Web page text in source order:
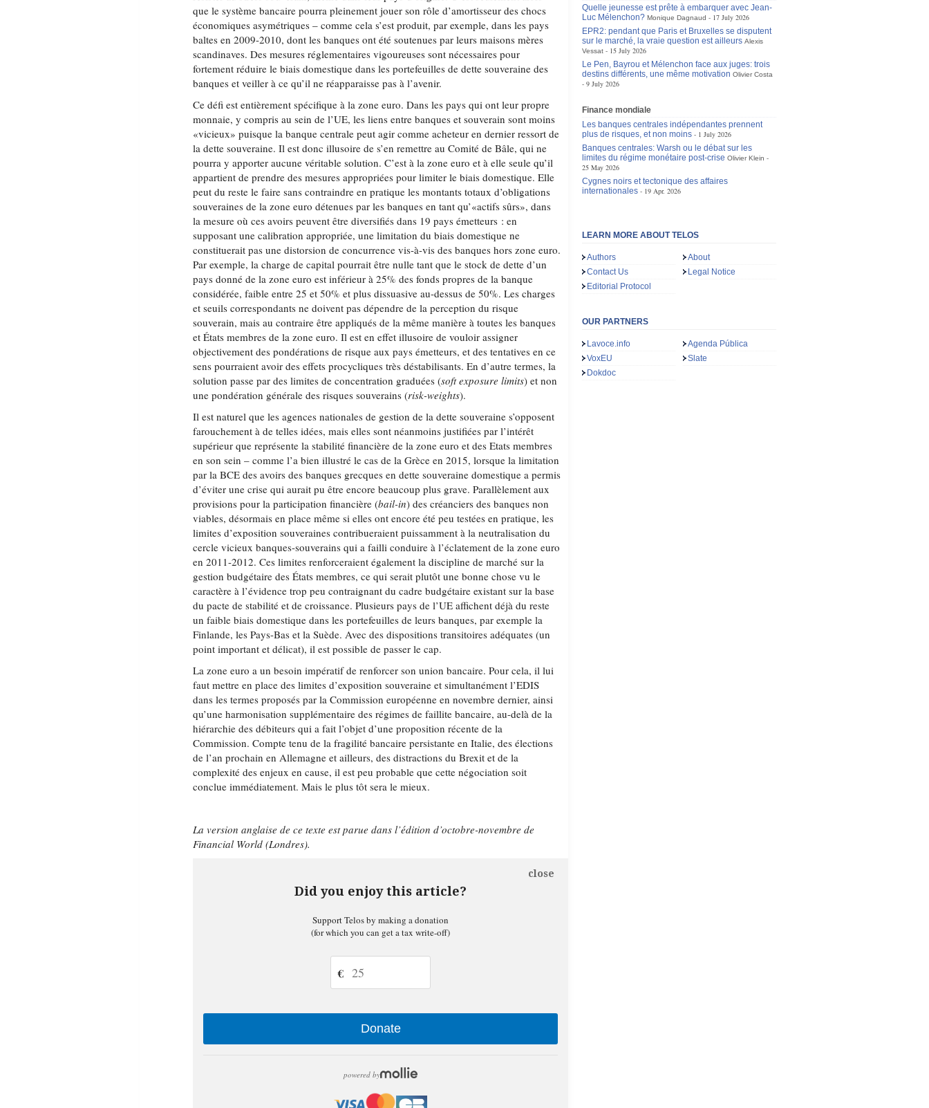
que le système bancaire pourra pleinement jouer son rôle d’amortisseur des chocs
économiques asymétriques – comme cela s’est produit, par exemple, dans les pays
baltes en 2009-2010, dont les banques ont été soutenues par leurs maisons mères
scandinaves. Des mesures réglementaires vigoureuses sont nécessaires pour
fortement réduire le biais domestique dans les portefeuilles de dette souveraine des
banques et veiller à ce qu’il ne réapparaisse pas à l’avenir.
Ce défi est entièrement spécifique à la zone euro. Dans les pays qui ont leur propre
monnaie, y compris au sein de l’UE, les liens entre banques et souverain sont moins
«vicieux» puisque la banque centrale peut agir comme acheteur en dernier ressort de
la dette souveraine. Il est donc illusoire de s’en remettre au Comité de Bâle, qui ne
pourra y apporter aucune véritable solution. C’est à la zone euro et à elle seule qu’il
appartient de prendre des mesures appropriées pour limiter le biais domestique. Elle
peut du reste le faire sans contraindre en pratique les montants totaux d’obligations
souveraines de la zone euro détenues par les banques en tant qu’«actifs sûrs», dans
la mesure où ces avoirs peuvent être diversifiés dans 19 pays émetteurs : en
supposant une calibration appropriée, une limitation du biais domestique ne
constituerait pas une distorsion de concurrence vis-à-vis des banques hors zone euro.
Par exemple, la charge de capital pourrait être nulle tant que le stock de dette d’un
pays donné de la zone euro est inférieur à 25% des fonds propres de la banque
considérée, faible entre 25 et 50% et plus dissuasive au-dessus de 50%. Les charges
et seuils correspondants ne doivent pas dépendre de la perception du risque
souverain, mais au contraire être appliqués de la même manière à toutes les banques
et États membres de la zone euro. Il est en effet illusoire de vouloir assigner
objectivement des pondérations de risque aux pays émetteurs, et des tentatives en ce
sens pourraient avoir des effets procycliques très déstabilisants. En d’autre termes, la
solution passe par des limites de concentration graduées (soft exposure limits) et non
une pondération générale des risques souverains (risk-weights).
Il est naturel que les agences nationales de gestion de la dette souveraine s’opposent
farouchement à de telles idées, mais elles sont néanmoins justifiées par l’intérêt
supérieur que représente la stabilité financière de la zone euro et des Etats membres
en son sein – comme l’a bien illustré le cas de la Grèce en 2015, lorsque la limitation
par la BCE des avoirs des banques grecques en dette souveraine domestique a permis
d’éviter une crise qui aurait pu être encore beaucoup plus grave. Parallèlement aux
provisions pour la participation financière (bail-in) des créanciers des banques non
viables, désormais en place même si elles ont encore été peu testées en pratique, les
limites d’exposition souveraines contribueraient puissamment à la neutralisation du
cercle vicieux banques-souverains qui a failli conduire à l’éclatement de la zone euro
en 2011-2012. Ces limites renforceraient également la discipline de marché sur la
gestion budgétaire des États membres, ce qui serait plutôt une bonne chose vu le
caractère à l’évidence trop peu contraignant du cadre budgétaire existant sur la base
du pacte de stabilité et de croissance. Plusieurs pays de l’UE affichent déjà du reste
un faible biais domestique dans les portefeuilles de leurs banques, par exemple la
Finlande, les Pays-Bas et la Suède. Avec des dispositions transitoires adéquates (un
point important et délicat), il est possible de passer le cap.
La zone euro a un besoin impératif de renforcer son union bancaire. Pour cela, il lui
faut mettre en place des limites d’exposition souveraine et simultanément l’EDIS
dans les termes proposés par la Commission européenne en novembre dernier, ainsi
qu’une harmonisation supplémentaire des régimes de faillite bancaire, au-delà de la
hiérarchie des débiteurs qui a fait l’objet d’une proposition récente de la
Commission. Compte tenu de la fragilité bancaire persistante en Italie, des élections
de l’an prochain en Allemagne et ailleurs, des distractions du Brexit et de la
complexité des enjeux en cause, il est peu probable que cette négociation soit
conclue immédiatement. Mais le plus tôt sera le mieux.
La version anglaise de ce texte est parue dansl’édition d’octobre-novembre de
Financial World (Londres).
Did you enjoy this article?
close
Support Telos by making a donation
(for which you can get a tax write-off)
€
Donate
powered by
Quelle jeunesse est prête à embarquer avec Jean-
Luc Mélenchon? Monique Dagnaud
17 July 2026
EPR2: pendant que Paris et Bruxelles se disputent
sur le marché, la vraie question est ailleurs Alexis
Vessat
15 July 2026
Le Pen, Bayrou et Mélenchon face aux juges: trois
destins différents, une même motivation Olivier Costa
9 July 2026
Finance mondiale
Les banques centrales indépendantes prennent
plus de risques, et non moins
1 July 2026
Banques centrales: Warsh ou le débat sur les
limites du régime monétaire post-crise Olivier Klein
25 May 2026
Cygnes noirs et tectonique des affaires
internationales
19 Apr. 2026
LEARN MORE ABOUT TELOS
Authors
About
Contact Us
Legal Notice
Editorial Protocol
OUR PARTNERS
Lavoce.info
Agenda Pública
VoxEU
Slate
Dokdoc